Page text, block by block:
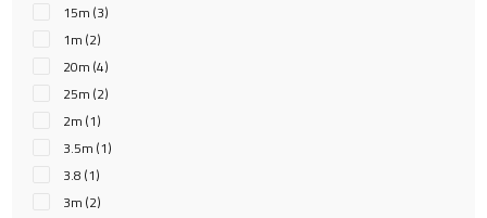
15m (3)
1m (2)
20m (4)
25m (2)
2m (1)
3.5m (1)
3.8 (1)
3m (2)